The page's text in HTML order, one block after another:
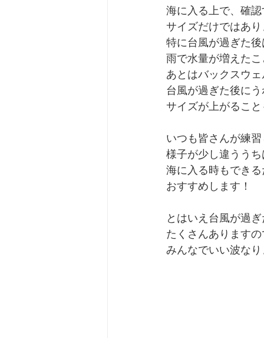
海に入る上で、確
サイズだけではあ
特に台風が過ぎた
雨で水量が増えた
あとはバックスウ
台風が過ぎた後に
サイズが上がるこ
いつも皆さんが練
様子が少し違うう
海に入る時もでき
おすすめします！
とはいえ台風が過
たくさんあります
みんなでいい波な